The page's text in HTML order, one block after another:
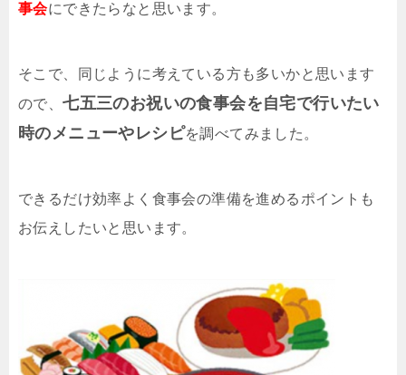
事会にできたらなと思います。
そこで、同じように考えている方も多いかと思います
ので、七五三のお祝いの食事会を自宅で行いたい
時のメニューやレシピを調べてみました。
できるだけ効率よく食事会の準備を進めるポイントも
お伝えしたいと思います。